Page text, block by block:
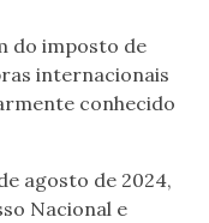
do imposto de
internacionais
conhecido
agosto de 2024,
Nacional e